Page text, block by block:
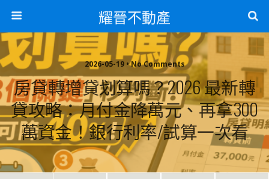
耀晉不動產
2026-05-19 • No Comments
房貸轉增貸划算嗎？2026 最新轉
貸攻略：月付金降萬元、再拿300
萬資金！銀行利率/試算一次看